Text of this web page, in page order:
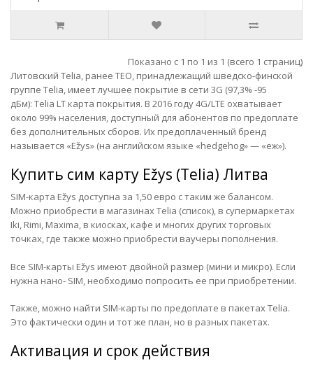
Показано с 1 по 1 из 1 (всего 1 страниц)
Литовский Telia, ранее TEO, принадлежащий шведско-финской
группе Telia, имеет лучшее покрытие в сети 3G (97,3% -95
дБм): Telia LT карта покрытия. В 2016 году 4G/LTE охватывает
около 99% населения, доступный для абонентов по предоплате
без дополнительных сборов. Их предоплаченный бренд
называется «Ežys» (на английском языке «hedgehog» — «еж»).
Купить сим карту Ežys (Telia) Литва
SIM-карта Ežys доступна за 1,50 евро с таким же балансом.
Можно приобрести в магазинах Telia (список), в супермаркетах
Iki, Rimi, Maxima, в киосках, кафе и многих других торговых
точках, где также можно приобрести ваучеры пополнения.
Все SIM-карты Ežys имеют двойной размер (мини и микро). Если
нужна нано- SIM, необходимо попросить ее при приобретении.
Также, можно найти SIM-карты по предоплате в пакетах Telia.
Это фактически один и тот же план, но в разных пакетах.
Активация и срок действия